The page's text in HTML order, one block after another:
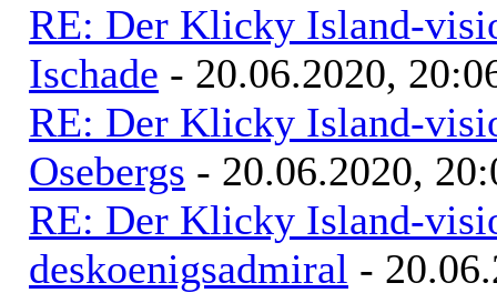
RE: Der Klicky Island-
Ischade - 20.06.2020,
RE: Der Klicky Island-
Osebergs - 20.06.2020,
RE: Der Klicky Island-
deskoenigsadmiral -